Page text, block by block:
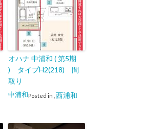
オハナ 中浦和 ( 第5期
) タイプH2(218) 間
取り
Posted in
中浦和 西浦和